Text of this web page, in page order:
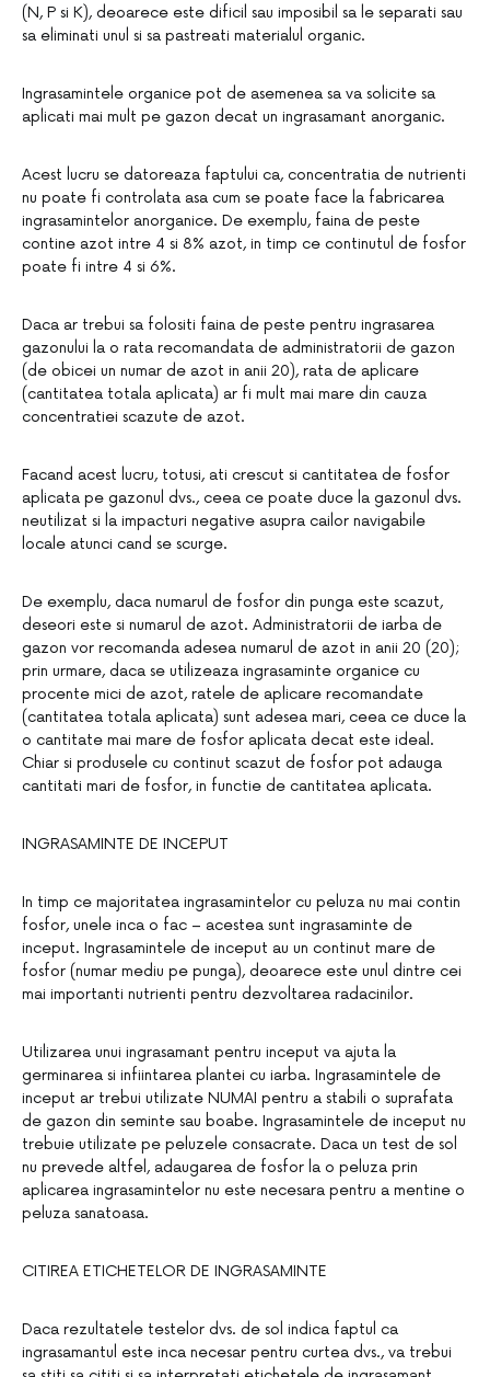
(N, P si K), deoarece este dificil sau imposibil sa le separati sau
sa eliminati unul si sa pastreati materialul organic.
Ingrasamintele organice pot de asemenea sa va solicite sa
aplicati mai mult pe gazon decat un ingrasamant anorganic.
Acest lucru se datoreaza faptului ca, concentratia de nutrienti
nu poate fi controlata asa cum se poate face la fabricarea
ingrasamintelor anorganice. De exemplu, faina de peste
contine azot intre 4 si 8% azot, in timp ce continutul de fosfor
poate fi intre 4 si 6%.
Daca ar trebui sa folositi faina de peste pentru ingrasarea
gazonului la o rata recomandata de administratorii de gazon
(de obicei un numar de azot in anii 20), rata de aplicare
(cantitatea totala aplicata) ar fi mult mai mare din cauza
concentratiei scazute de azot.
Facand acest lucru, totusi, ati crescut si cantitatea de fosfor
aplicata pe gazonul dvs., ceea ce poate duce la gazonul dvs.
neutilizat si la impacturi negative asupra cailor navigabile
locale atunci cand se scurge.
De exemplu, daca numarul de fosfor din punga este scazut,
deseori este si numarul de azot. Administratorii de iarba de
gazon vor recomanda adesea numarul de azot in anii 20 (20);
prin urmare, daca se utilizeaza ingrasaminte organice cu
procente mici de azot, ratele de aplicare recomandate
(cantitatea totala aplicata) sunt adesea mari, ceea ce duce la
o cantitate mai mare de fosfor aplicata decat este ideal.
Chiar si produsele cu continut scazut de fosfor pot adauga
cantitati mari de fosfor, in functie de cantitatea aplicata.
INGRASAMINTE DE INCEPUT
In timp ce majoritatea ingrasamintelor cu peluza nu mai contin
fosfor, unele inca o fac – acestea sunt ingrasaminte de
inceput. Ingrasamintele de inceput au un continut mare de
fosfor (numar mediu pe punga), deoarece este unul dintre cei
mai importanti nutrienti pentru dezvoltarea radacinilor.
Utilizarea unui ingrasamant pentru inceput va ajuta la
germinarea si infiintarea plantei cu iarba. Ingrasamintele de
inceput ar trebui utilizate NUMAI pentru a stabili o suprafata
de gazon din seminte sau boabe. Ingrasamintele de inceput nu
trebuie utilizate pe peluzele consacrate. Daca un test de sol
nu prevede altfel, adaugarea de fosfor la o peluza prin
aplicarea ingrasamintelor nu este necesara pentru a mentine o
peluza sanatoasa.
CITIREA ETICHETELOR DE INGRASAMINTE
Daca rezultatele testelor dvs. de sol indica faptul ca
ingrasamantul este inca necesar pentru curtea dvs., va trebui